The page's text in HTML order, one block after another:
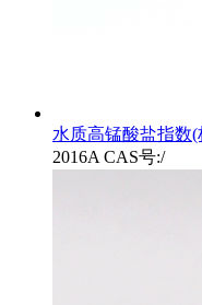
水质高锰酸盐指数
2016A CAS号:/